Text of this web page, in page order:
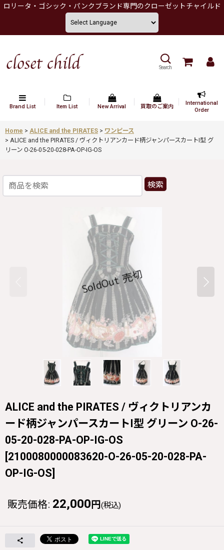
ロリータ・ゴシック・パンクブランド専門のクローゼットチャイルド
Search
Brand List Item List New Arrival 買取のご案内
International
Order
Home > ALICE and the PIRATES > ワンピース
> ALICE and the PIRATES / ヴィクトリアンカード柄ジャンパースカートI型 グ
リーン O-26-05-20-028-PA-OP-IG-OS
検索
ALICE and the PIRATES / ヴィクトリアンカ
ード柄ジャンパースカートI型 グリーン O-26-
05-20-028-PA-OP-IG-OS
[2100080000083620-O-26-05-20-028-PA-
OP-IG-OS]
販売価格: 22,000 円 (税込)